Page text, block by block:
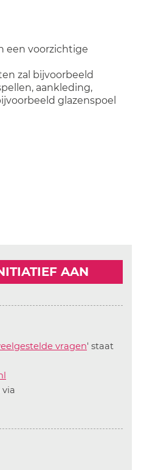
een voorzichtige
zal bijvoorbeeld
aankleding,
glazenspoel
AAN
vragen' staat